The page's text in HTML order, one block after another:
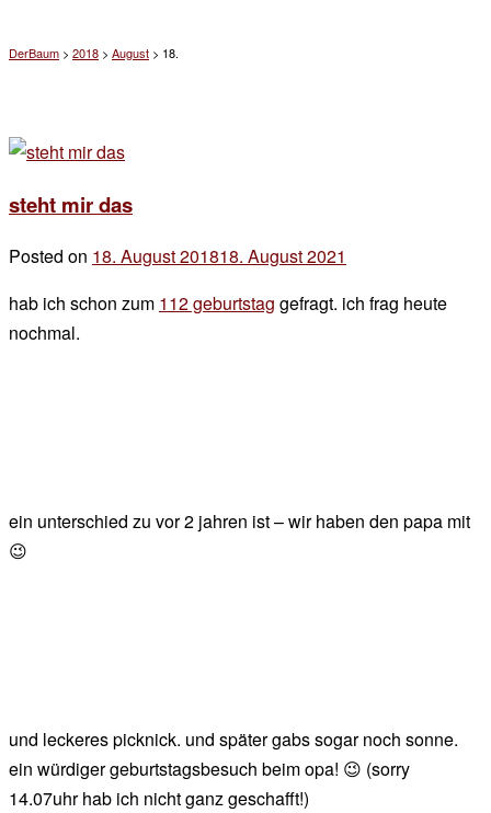
DerBaum > 2018 > August > 18.
steht mir das
Posted on 18. August 201818. August 2021
chef
hab ich schon zum 112 geburtstag gefragt. ich frag heute
nochmal.
ein unterschied zu vor 2 jahren ist – wir haben den papa mit
😉
und leckeres picknick. und später gabs sogar noch sonne.
ein würdiger geburtstagsbesuch beim opa! 😉 (sorry
14.07uhr hab ich nicht ganz geschafft!)